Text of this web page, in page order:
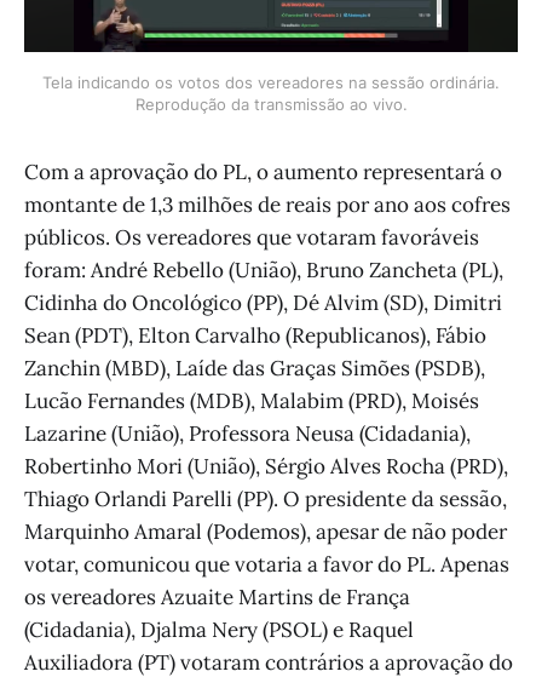
Tela indicando os votos dos vereadores na sessão ordinária.
Reprodução da transmissão ao vivo.
Com a aprovação do PL, o aumento representará o
montante de 1,3 milhões de reais por ano aos cofres
públicos. Os vereadores que votaram favoráveis
foram: André Rebello (União), Bruno Zancheta (PL),
Cidinha do Oncológico (PP), Dé Alvim (SD), Dimitri
Sean (PDT), Elton Carvalho (Republicanos), Fábio
Zanchin (MBD), Laíde das Graças Simões (PSDB),
Lucão Fernandes (MDB), Malabim (PRD), Moisés
Lazarine (União), Professora Neusa (Cidadania),
Robertinho Mori (União), Sérgio Alves Rocha (PRD),
Thiago Orlandi Parelli (PP). O presidente da sessão,
Marquinho Amaral (Podemos), apesar de não poder
votar, comunicou que votaria a favor do PL. Apenas
os vereadores Azuaite Martins de França
(Cidadania), Djalma Nery (PSOL) e Raquel
Auxiliadora (PT) votaram contrários a aprovação do